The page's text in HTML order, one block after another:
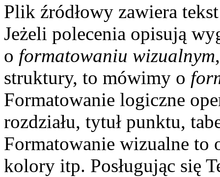
Plik źródłowy zawiera
Jeżeli polecenia opisują
o formatowaniu wizualnym
struktury, to mówimy o
Formatowanie logiczne
rozdziału, tytuł punktu,
Formatowanie wizualne to
kolory itp. Posługując się